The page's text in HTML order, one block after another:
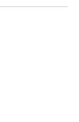
се